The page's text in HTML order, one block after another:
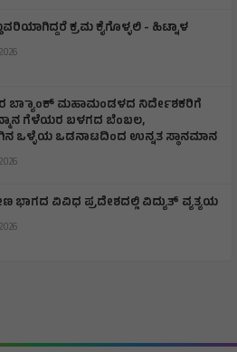
ಕ್ರಮ ಕೈಗೊಳ್ಳಲಿ - ಹಿಟ್ನಾಳ
ಬ್ಯಾಾಂಕ್ ಮಹಾಮಂಡಳದ ನಿರ್ದೇಶಕರಿಗೆ
ಗೆಳೆಯರ ಬಳಗದ ಬೆಂಬಲ,
ಒಳ್ಳೆಯ ಒಡನಾಟದಿಂದ ಉನ್ನತ ಸ್ಥಾನಮಾನ
ಭಾಗದ ವಿವಿಧ ಪ್ರದೇಶದಲ್ಲಿ ವಿದ್ಯುತ್ ವ್ಯತ್ಯಯ